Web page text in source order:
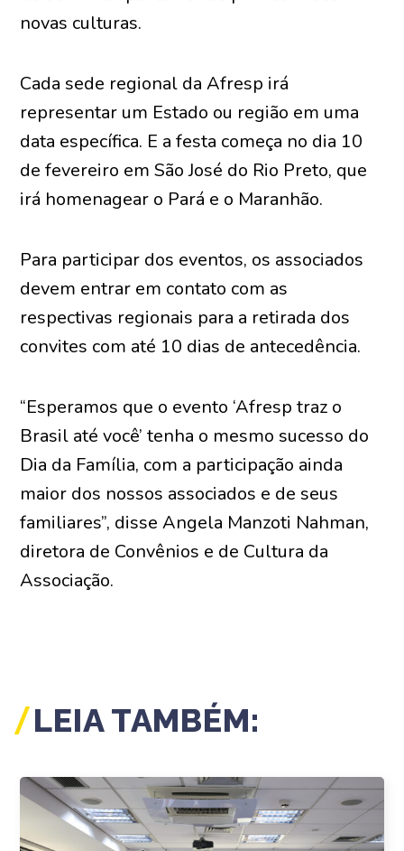
novas culturas.
Cada sede regional da Afresp irá
representar um Estado ou região em uma
data específica. E a festa começa no dia 10
de fevereiro em São José do Rio Preto, que
irá homenagear o Pará e o Maranhão.
Para participar dos eventos, os associados
devem entrar em contato com as
respectivas regionais para a retirada dos
convites com até 10 dias de antecedência.
“Esperamos que o evento ‘Afresp traz o
Brasil até você’ tenha o mesmo sucesso do
Dia da Família, com a participação ainda
maior dos nossos associados e de seus
familiares”, disse Angela Manzoti Nahman,
diretora de Convênios e de Cultura da
Associação.
LEIA TAMBÉM: